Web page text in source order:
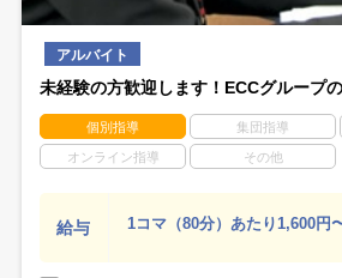
アルバイト
未経験の方歓迎します！ECCグループ
個別指導 集団指導
オンライン指導 その他
給与 1コマ（80分）あたり1,600円